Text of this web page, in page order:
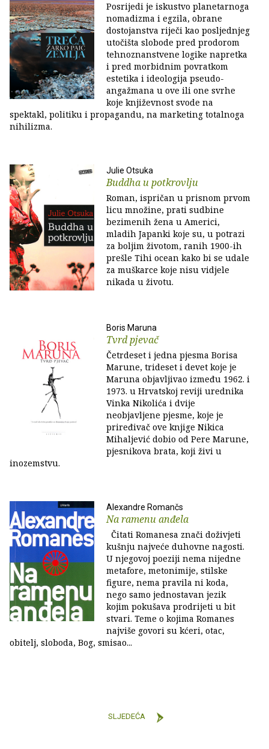
Posrijedi je iskustvo planetarnoga
nomadizma i egzila, obrane
dostojanstva riječi kao posljednjeg
utočišta slobode pred prodorom
tehnoznanstvene logike napretka
i pred morbidnim povratkom
estetika i ideologija pseudo-
angažmana u ove ili one svrhe
koje književnost svode na
spektakl, politiku i propagandu, na marketing totalnoga
nihilizma.
Julie Otsuka
Buddha u potkrovlju
Roman, ispričan u prisnom prvom
licu množine, prati sudbine
bezimenih žena u Americi,
mladih Japanki koje su, u potrazi
za boljim životom, ranih 1900-ih
prešle Tihi ocean kako bi se udale
za muškarce koje nisu vidjele
nikada u životu.
Boris Maruna
Tvrd pjevač
Četrdeset i jedna pjesma Borisa
Marune, trideset i devet koje je
Maruna objavljivao između 1962. i
1973. u Hrvatskoj reviji urednika
Vinka Nikolića i dvije
neobjavljene pjesme, koje je
priređivač ove knjige Nikica
Mihaljević dobio od Pere Marune,
pjesnikova brata, koji živi u
inozemstvu.
Alexandre Romančs
Na ramenu anđela
Čitati Romanesa znači doživjeti
kušnju najveće duhovne nagosti.
U njegovoj poeziji nema nijedne
metafore, metonimije, stilske
figure, nema pravila ni koda,
nego samo jednostavan jezik
kojim pokušava prodrijeti u bit
stvari. Teme o kojima Romanes
najviše govori su kćeri, otac,
obitelj, sloboda, Bog, smisao...
SLJEDEĆA